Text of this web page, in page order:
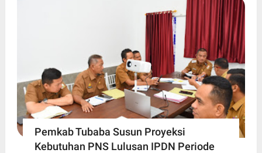
Pemkab Tubaba Susun Proyeksi
Kebutuhan PNS Lulusan IPDN Periode